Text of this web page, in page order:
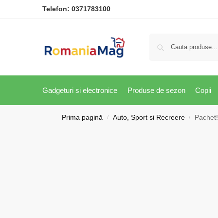
Telefon: 0371783100
Gadgeturi si electronice Produse de sezon Copii
Prima pagină / Auto, Sport si Recreere /